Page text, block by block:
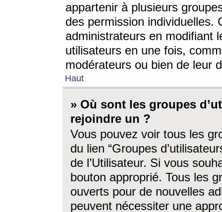
appartenir à plusieurs
des permission individuelles.
administrateurs en modifiant
utilisateurs en une fois,
modérateurs ou bien de leur
Haut
» Où sont les groupes
rejoindre un ?
Vous pouvez voir tous les
du lien “Groupes
de l’Utilisateur. Si vous
bouton approprié. Tous les
ouverts pour de nouvelles
peuvent nécessiter une